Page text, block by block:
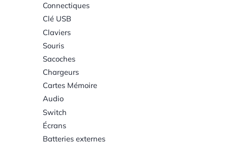
Connectiques
Clé USB
Claviers
Souris
Sacoches
Chargeurs
Cartes Mémoire
Audio
Switch
Écrans
Batteries externes